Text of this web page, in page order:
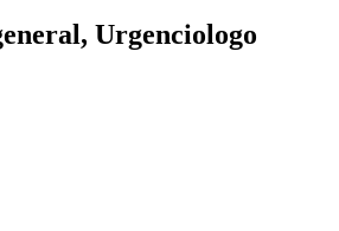
Urgenciologo